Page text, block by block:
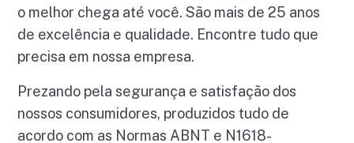
o melhor chega até você. São mais de 25 anos
de excelência e qualidade. Encontre tudo que
precisa em nossa empresa.
Prezando pela segurança e satisfação dos
nossos consumidores, produzidos tudo de
acordo com as Normas ABNT e N1618-